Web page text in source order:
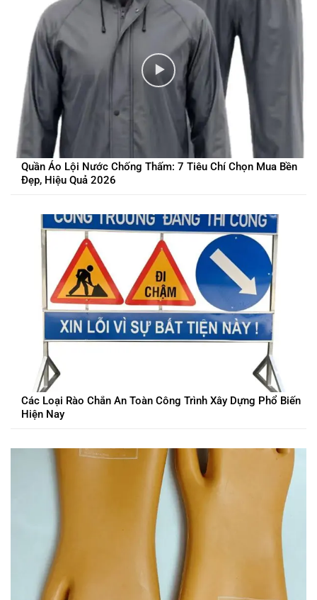
Quần Áo Lội Nước Chống Thấm: 7 Tiêu Chí Chọn Mua Bền
Đẹp, Hiệu Quả 2026
Các Loại Rào Chắn An Toàn Công Trình Xây Dựng Phổ Biến
Hiện Nay